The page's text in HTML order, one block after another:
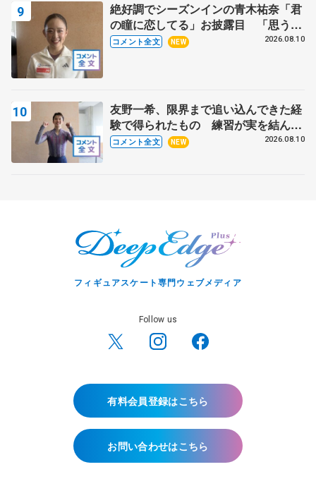
絶好調でシーズンインの青木祐奈「君
の瞳に恋してる」お披露目 「思う人
を狙う…キャッチするような」【サマ
コメント全文 NEW 2026.08.10
友野一希、限界まで追い込んできた経
験で得られたもの 練習が実を結んだ
アジアントロフィー 【サマーカップ
コメント全文 NEW 2026.08.10
フィギュアスケート専門ウェブメディア
Follow us
有料会員登録はこちら
お問い合わせはこちら